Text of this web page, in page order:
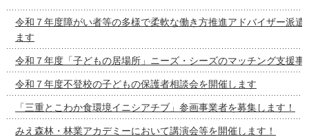
令和７年度障がい者等の多様で柔軟な働き方推進アドバイザー派遣
ます
令和７年度「子どもの居場所」ニーズ・シーズのマッチング支援事
令和７年度不登校の子どもの保護者相談会を開催します
「三重とこわか食環境イニシアチブ」参画事業者を募集します！
みえ森林・林業アカデミーにおいて講演会等を開催します！